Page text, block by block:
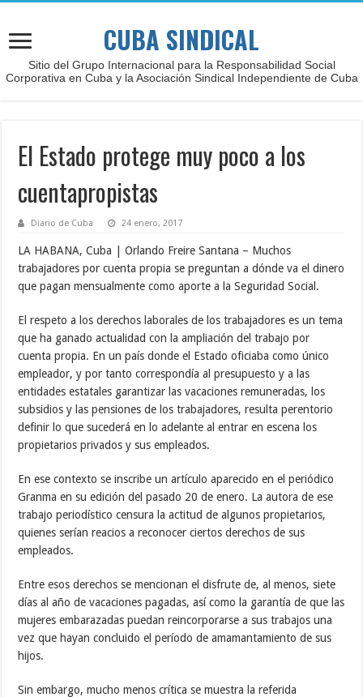
CUBA SINDICAL
Sitio del Grupo Internacional para la Responsabilidad Social
Corporativa en Cuba y la Asociación Sindical Independiente de Cuba
El Estado protege muy poco a los
cuentapropistas
Diario de Cuba 24 enero, 2017
LA HABANA, Cuba | Orlando Freire Santana – Muchos
trabajadores por cuenta propia se preguntan a dónde va el dinero
que pagan mensualmente como aporte a la Seguridad Social.
El respeto a los derechos laborales de los trabajadores es un tema
que ha ganado actualidad con la ampliación del trabajo por
cuenta propia. En un país donde el Estado oficiaba como único
empleador, y por tanto correspondía al presupuesto y a las
entidades estatales garantizar las vacaciones remuneradas, los
subsidios y las pensiones de los trabajadores, resulta perentorio
definir lo que sucederá en lo adelante al entrar en escena los
propietarios privados y sus empleados.
En ese contexto se inscribe un artículo aparecido en el periódico
Granma en su edición del pasado 20 de enero. La autora de ese
trabajo periodístico censura la actitud de algunos propietarios,
quienes serían reacios a reconocer ciertos derechos de sus
empleados.
Entre esos derechos se mencionan el disfrute de, al menos, siete
días al año de vacaciones pagadas, así como la garantía de que las
mujeres embarazadas puedan reincorporarse a sus trabajos una
vez que hayan concluido el período de amamantamiento de sus
hijos.
Sin embargo, mucho menos crítica se muestra la referida